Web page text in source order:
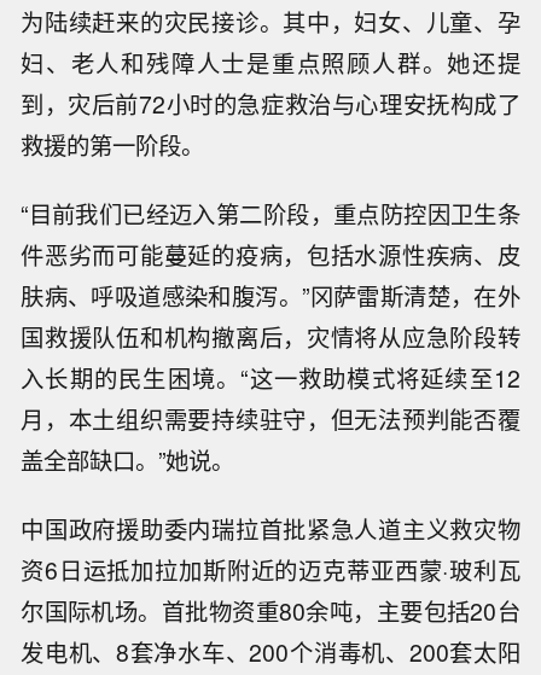
为陆续赶来的灾民接诊。其中，妇女、儿童、孕
妇、老人和残障人士是重点照顾人群。她还提
到，灾后前72小时的急症救治与心理安抚构成了
救援的第一阶段。
“目前我们已经迈入第二阶段，重点防控因卫生条
件恶劣而可能蔓延的疫病，包括水源性疾病、皮
肤病、呼吸道感染和腹泻。”冈萨雷斯清楚，在外
国救援队伍和机构撤离后，灾情将从应急阶段转
入长期的民生困境。“这一救助模式将延续至12
月，本土组织需要持续驻守，但无法预判能否覆
盖全部缺口。”她说。
中国政府援助委内瑞拉首批紧急人道主义救灾物
资6日运抵加拉加斯附近的迈克蒂亚西蒙·玻利瓦
尔国际机场。首批物资重80余吨，主要包括20台
发电机、8套净水车、200个消毒机、200套太阳